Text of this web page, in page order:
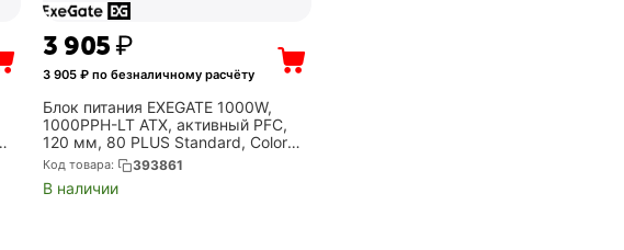
3 905₽
3 905 ₽ по безналичному расчёту
Блок питания EXEGATE 1000W,
1000PPH-LT ATX, активный PFC,
120 мм, 80 PLUS Standard, Color
Box (EX292146RUS-S)
Код товара: 393861
В наличии